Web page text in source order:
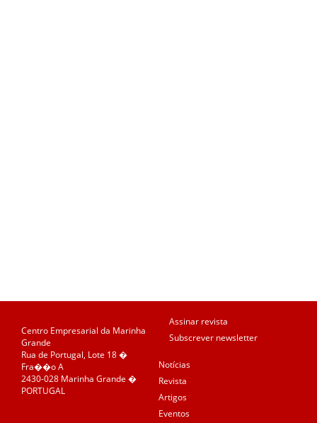
Centro Empresarial da Marinha
Grande
Rua de Portugal, Lote 18 �
Fra��o A
2430-028 Marinha Grande �
PORTUGAL
Assinar revista
Subscrever newsletter
Notícias
Revista
Artigos
Eventos